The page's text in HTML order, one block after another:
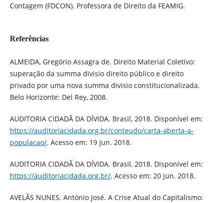
Contagem (FDCON). Professora de Direito da FEAMIG.
Referências
ALMEIDA, Gregório Assagra de. Direito Material Coletivo:
superação da summa divisio direito público e direito
privado por uma nova summa divisio constitucionalizada.
Belo Horizonte: Del Rey, 2008.
AUDITORIA CIDADÃ DA DÍVIDA. Brasil, 2018. Disponível em:
https://auditoriacidada.org.br/conteudo/carta-aberta-a-
populacao/. Acesso em: 19 jun. 2018.
AUDITORIA CIDADÃ DA DÍVIDA. Brasil, 2018. Disponível em:
https://auditoriacidada.org.br/. Acesso em: 20 jun. 2018.
AVELÃS NUNES. António José. A Crise Atual do Capitalismo: